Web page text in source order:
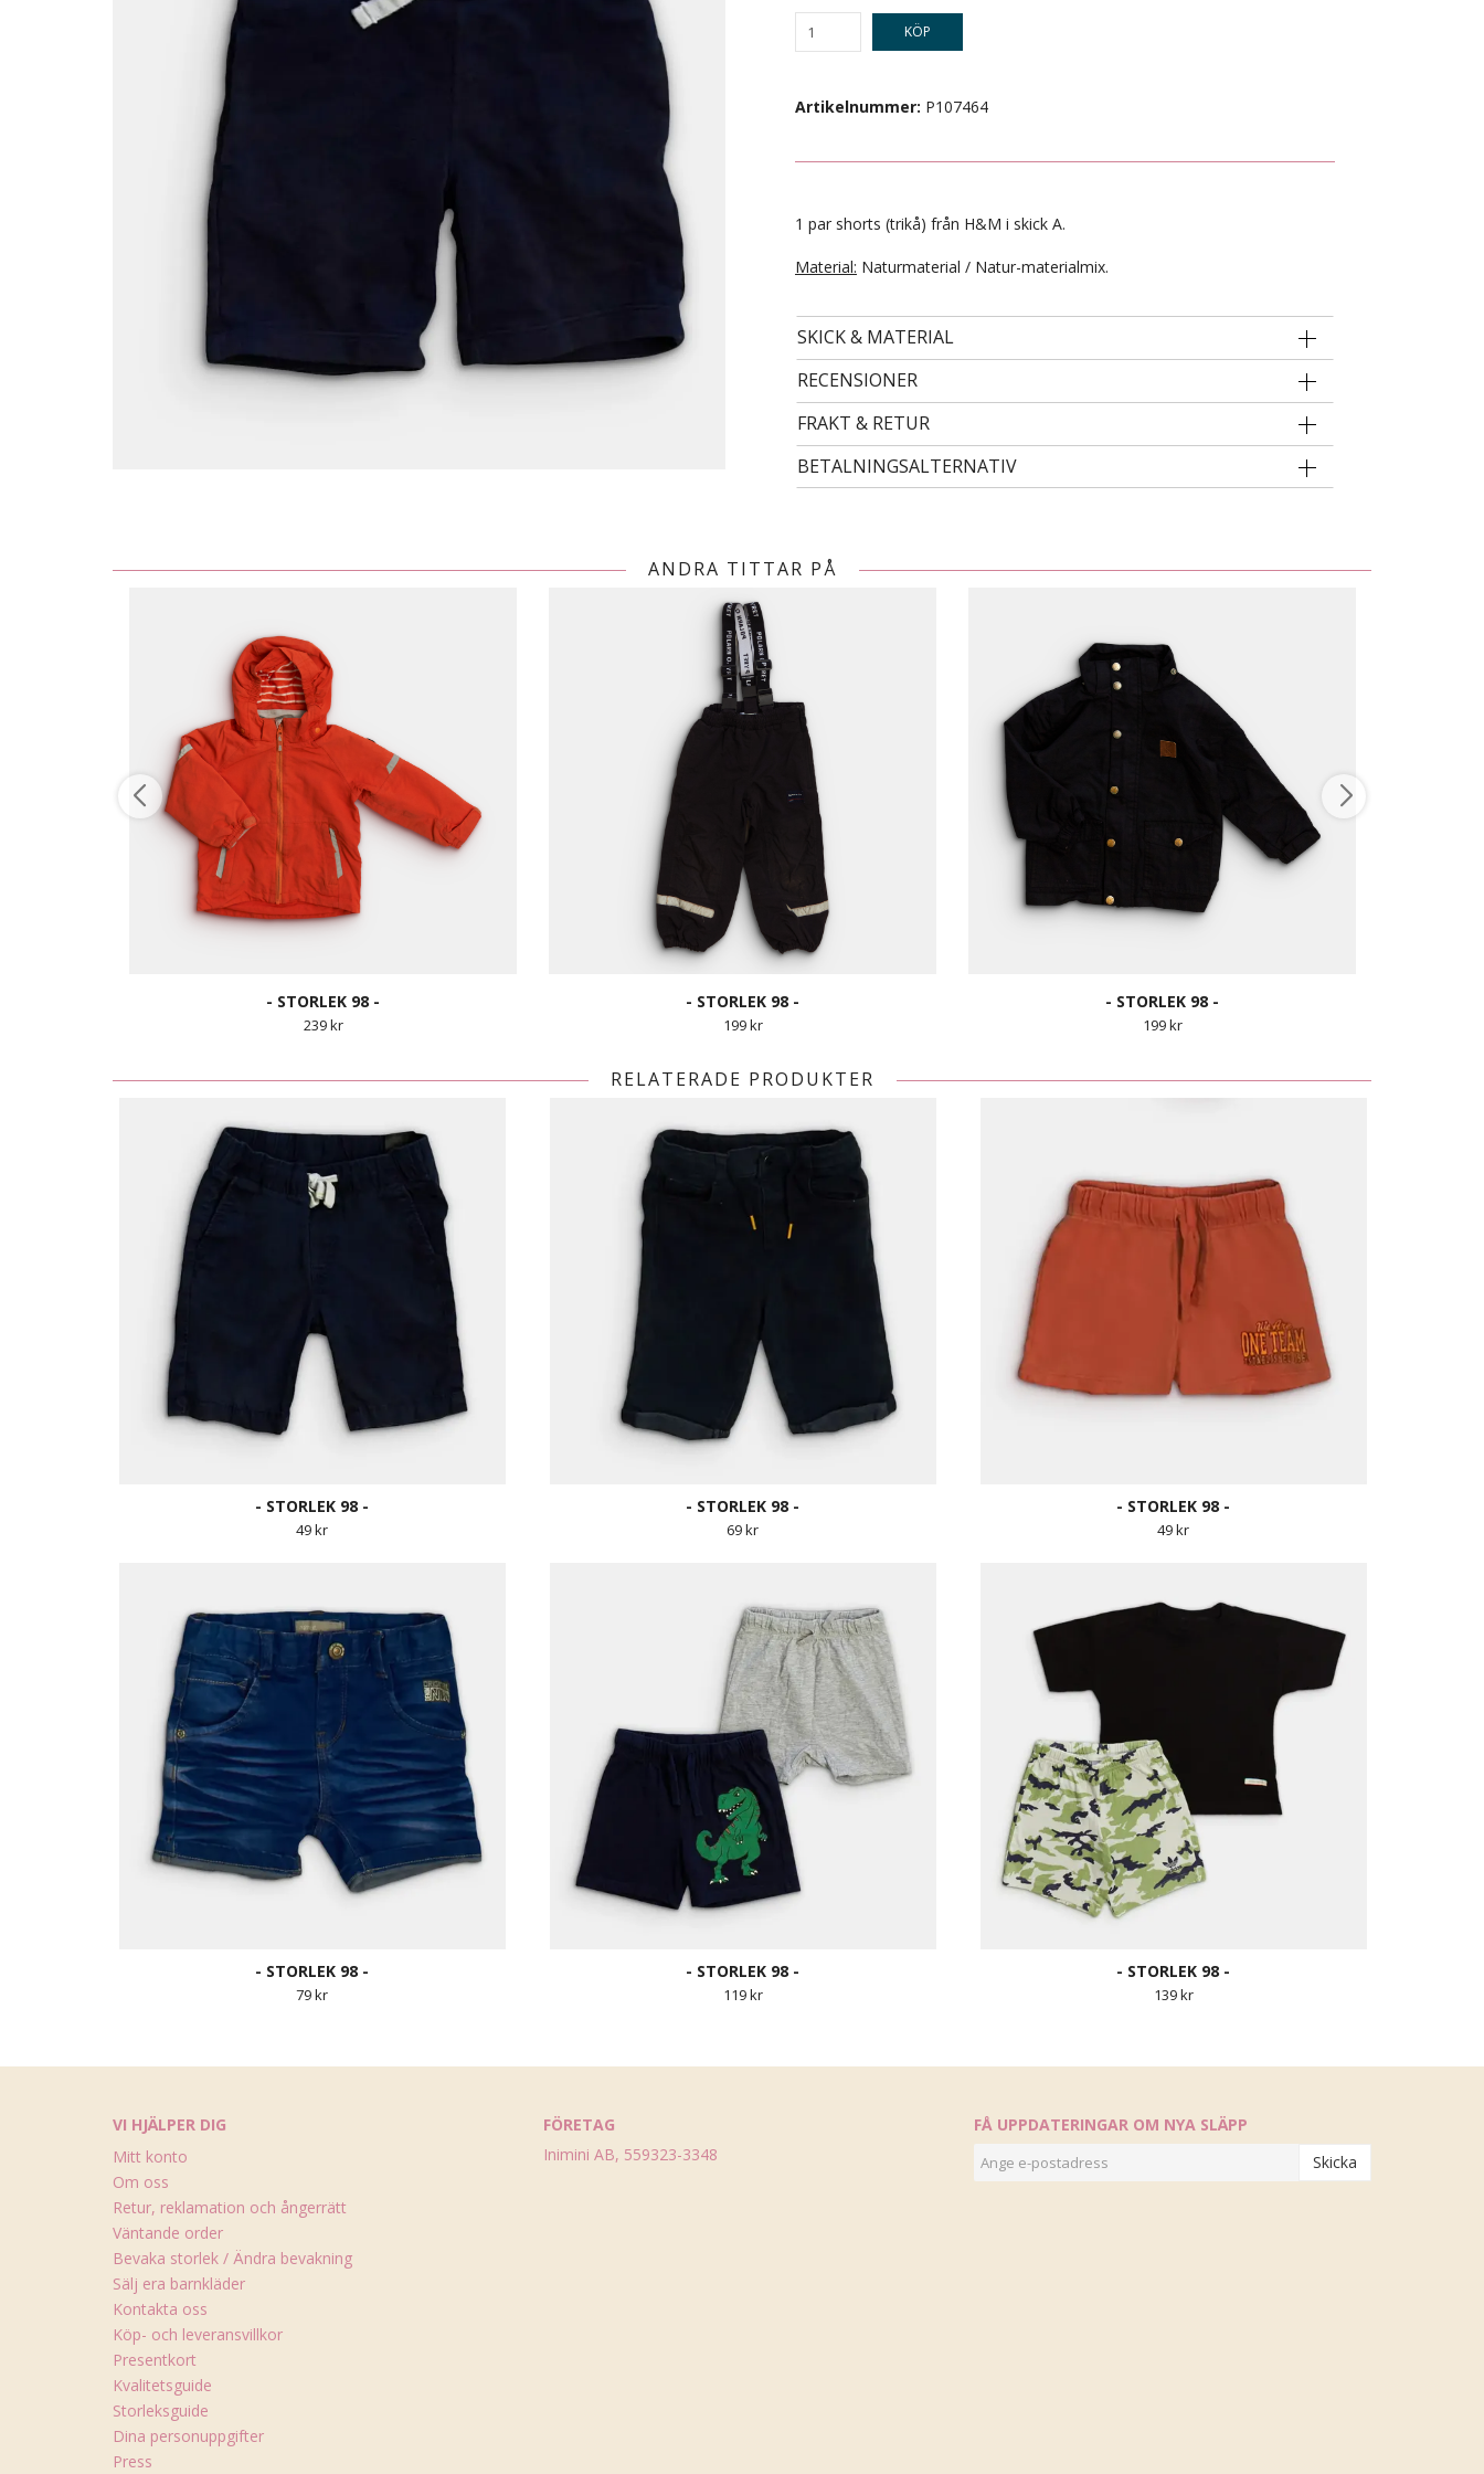
KÖP
Artikelnummer: P107464
1 par shorts (trikå) från H&M i skick A.
Material: Naturmaterial / Natur-materialmix.
SKICK & MATERIAL
RECENSIONER
FRAKT & RETUR
BETALNINGSALTERNATIV
ANDRA TITTAR PÅ
- STORLEK 98 -
239 kr
- STORLEK 98 -
199 kr
- STORLEK 98 -
199 kr
RELATERADE PRODUKTER
- STORLEK 98 -
49 kr
- STORLEK 98 -
69 kr
- STORLEK 98 -
49 kr
- STORLEK 98 -
79 kr
- STORLEK 98 -
119 kr
- STORLEK 98 -
139 kr
VI HJÄLPER DIG
Mitt konto
Om oss
Retur, reklamation och ångerrätt
Väntande order
Bevaka storlek / Ändra bevakning
Sälj era barnkläder
Kontakta oss
Köp- och leveransvillkor
Presentkort
Kvalitetsguide
Storleksguide
Dina personuppgifter
Press
FÖRETAG
Inimini AB, 559323-3348
FÅ UPPDATERINGAR OM NYA SLÄPP
Skicka